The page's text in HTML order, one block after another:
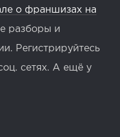
о франшизах на
разборы и
Регистрируйтесь
сетях. А ещё у